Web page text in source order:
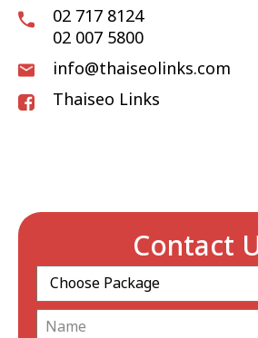
Contact
Choose Package
02 717 8124
02 007 5800
info@thaiseolinks.com
Thaiseo Links